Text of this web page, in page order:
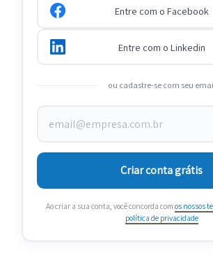
Entre com o Facebook
Entre com o Linkedin
ou cadastre-se com seu
Criar conta grátis
Ao criar a sua conta, você concorda com os nossos
política de privacidade